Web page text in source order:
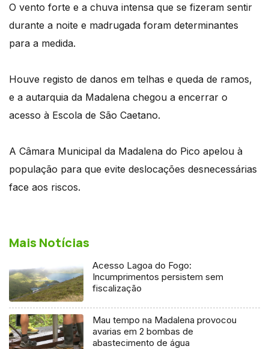
O vento forte e a chuva intensa que se fizeram sentir
durante a noite e madrugada foram determinantes
para a medida.
Houve registo de danos em telhas e queda de ramos,
e a autarquia da Madalena chegou a encerrar o
acesso à Escola de São Caetano.
A Câmara Municipal da Madalena do Pico apelou à
população para que evite deslocações desnecessárias
face aos riscos.
Mais Notícias
Acesso Lagoa do Fogo:
Incumprimentos persistem sem
fiscalização
Mau tempo na Madalena provocou
avarias em 2 bombas de
abastecimento de água